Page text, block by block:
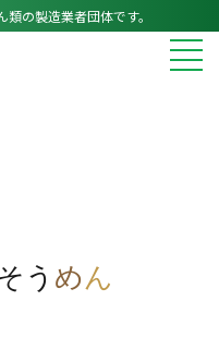
の製造業者団体です。
う めん